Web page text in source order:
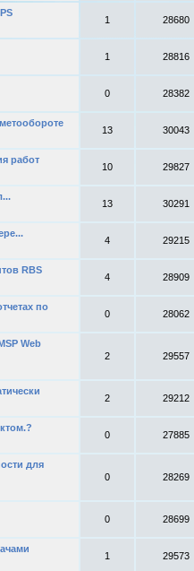
1 28680
1 28816
0 28382
13 30043
работ
10 29827
13 30291
4 29215
RBS
4 28909
по
0 28062
Web
2 29557
2 29212
0 27885
для
0 28269
0 28699
1 29573